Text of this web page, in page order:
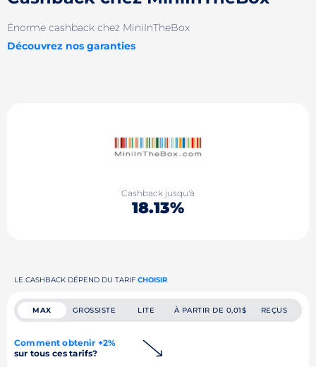
Énorme cashback chez MiniInTheBox
Découvrez nos garanties
Cashback jusqu'à
18.13%
LE CASHBACK DÉPEND DU TARIF CHOISIR
MAX GROSSISTE LITE À PARTIR DE 0,01$ REÇUS
Comment obtenir +2%
sur tous ces tarifs?